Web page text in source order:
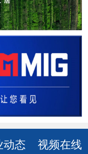
动态 视频在线